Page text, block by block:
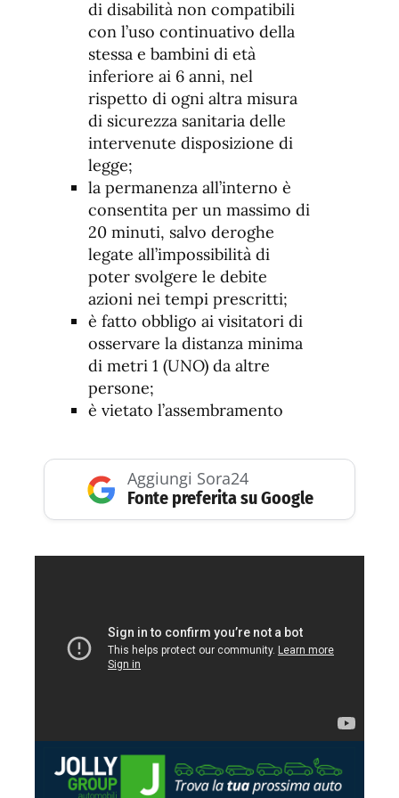
di disabilità non compatibili
con l’uso continuativo della
stessa e bambini di età
inferiore ai 6 anni, nel
rispetto di ogni altra misura
di sicurezza sanitaria delle
intervenute disposizione di
legge;
la permanenza all’interno è
consentita per un massimo di
20 minuti, salvo deroghe
legate all’impossibilità di
poter svolgere le debite
azioni nei tempi prescritti;
è fatto obbligo ai visitatori di
osservare la distanza minima
di metri 1 (UNO) da altre
persone;
è vietato l’assembramento
Aggiungi Sora24
Fonte preferita su Google